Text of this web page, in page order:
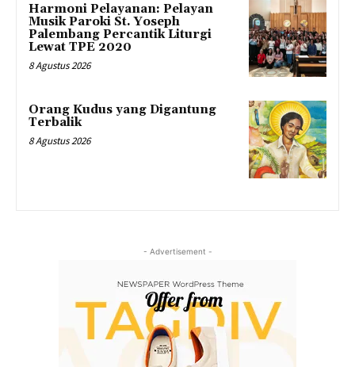
Harmoni Pelayanan: Pelayan
Musik Paroki St. Yoseph
Palembang Percantik Liturgi
Lewat TPE 2020
8 Agustus 2026
Orang Kudus yang Digantung
Terbalik
8 Agustus 2026
- Advertisement -